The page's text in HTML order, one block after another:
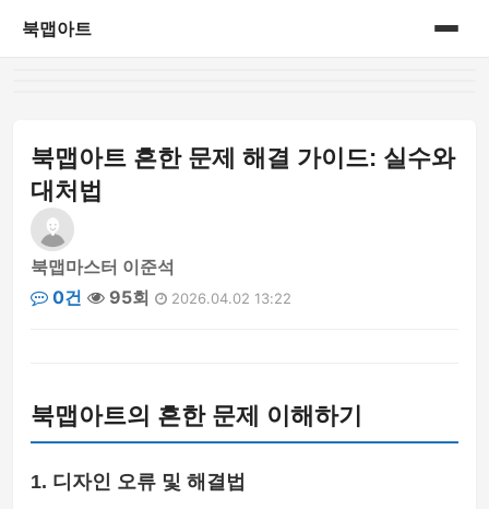
북맵아트
북맵아트 흔한 문제 해결 가이드: 실수와
대처법
북맵마스터 이준석
0건
95회 2026.04.02 13:22
북맵아트의 흔한 문제 이해하기
1. 디자인 오류 및 해결법